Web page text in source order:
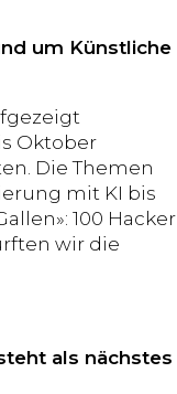
um Künstliche
Oktober
Die Themen
mit KI bis
100 Hacker
wir die
als nächstes